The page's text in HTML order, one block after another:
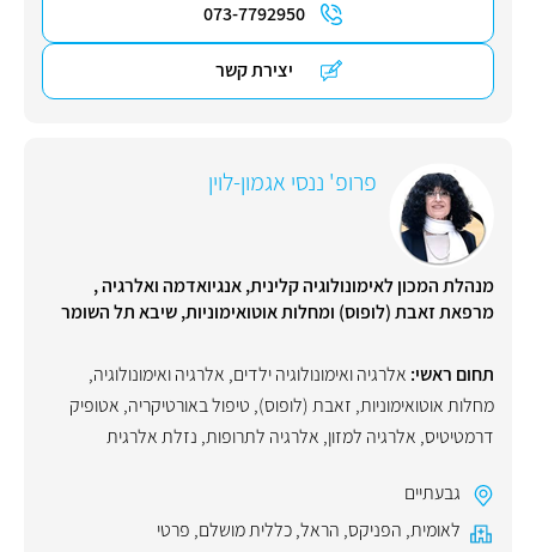
073-7792950
יצירת קשר
פרופ' ננסי אגמון-לוין
מנהלת המכון לאימונולוגיה קלינית, אנגיואדמה ואלרגיה ,
מרפאת זאבת (לופוס) ומחלות אוטואימוניות, שיבא תל השומר
תחום ראשי: אלרגיה ואימונולוגיה ילדים, אלרגיה ואימונולוגיה,
מחלות אוטואימוניות, זאבת (לופוס), טיפול באורטיקריה, אטופיק
דרמטיטיס, אלרגיה למזון, אלרגיה לתרופות, נזלת אלרגית
גבעתיים
לאומית, הפניקס, הראל,כללית מושלם, פרטי